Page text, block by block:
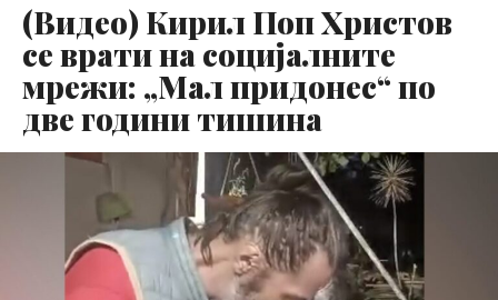
(Видео) Кирил Поп Христов
се врати на социјалните
мрежи: „Мал придонес“ по
две години тишина